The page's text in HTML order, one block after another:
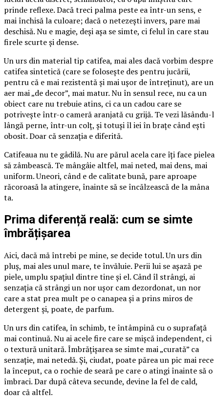
prinde reflexe. Dacă treci palma peste ea într-un sens, e
mai închisă la culoare; dacă o netezești invers, pare mai
deschisă. Nu e magie, deși așa se simte, ci felul în care stau
firele scurte și dense.
Un urs din material tip catifea, mai ales dacă vorbim despre
catifea sintetică (care se folosește des pentru jucării,
pentru că e mai rezistentă și mai ușor de întreținut), are un
aer mai „de decor”, mai matur. Nu în sensul rece, nu ca un
obiect care nu trebuie atins, ci ca un cadou care se
potrivește într-o cameră aranjată cu grijă. Te vezi lăsându-l
lângă perne, într-un colț, și totuși îl iei în brațe când ești
obosit. Doar că senzația e diferită.
Catifeaua nu te gâdilă. Nu are părul acela care îți face pielea
să zâmbească. Te mângâie altfel, mai neted, mai dens, mai
uniform. Uneori, când e de calitate bună, pare aproape
răcoroasă la atingere, înainte să se încălzească de la mâna
ta.
Prima diferență reală: cum se simte
îmbrățișarea
Aici, dacă mă întrebi pe mine, se decide totul. Un urs din
pluș, mai ales unul mare, te învăluie. Perii lui se așază pe
piele, umplu spațiul dintre tine și el. Când îl strângi, ai
senzația că strângi un nor ușor cam dezordonat, un nor
care a stat prea mult pe o canapea și a prins miros de
detergent și, poate, de parfum.
Un urs din catifea, în schimb, te întâmpină cu o suprafață
mai continuă. Nu ai acele fire care se mișcă independent, ci
o textură unitară. Îmbrățișarea se simte mai „curată” ca
senzație, mai netedă. Și, ciudat, poate părea un pic mai rece
la început, ca o rochie de seară pe care o atingi înainte să o
îmbraci. Dar după câteva secunde, devine la fel de cald,
doar că altfel.